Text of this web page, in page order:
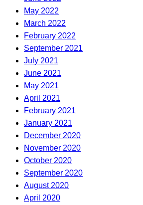
May 2022
March 2022
February 2022
September 2021
July 2021
June 2021
May 2021
April 2021
February 2021
January 2021
December 2020
November 2020
October 2020
September 2020
August 2020
April 2020